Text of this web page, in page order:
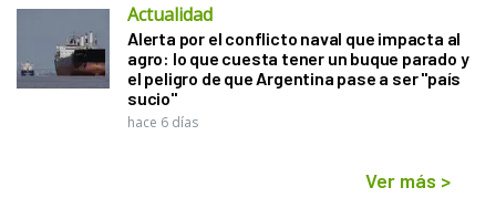
Actualidad
Alerta por el conflicto naval que impacta al
agro: lo que cuesta tener un buque parado y
el peligro de que Argentina pase a ser "país
sucio"
hace 6 días
Ver más >